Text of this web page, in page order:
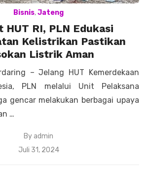
Bisnis,Jateng
HUT RI, PLN Edukasi
Kelistrikan Pastikan
Listrik Aman
– Jelang HUT Kemerdekaan
PLN melalui Unit Pelaksana
gencar melakukan berbagai upaya
…
By admin
Posted
Juli 31, 2024